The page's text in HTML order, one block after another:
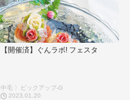
【開催済】ぐんラボ! フェスタ
中毛 〉ピックアップ-G
2023.01.20